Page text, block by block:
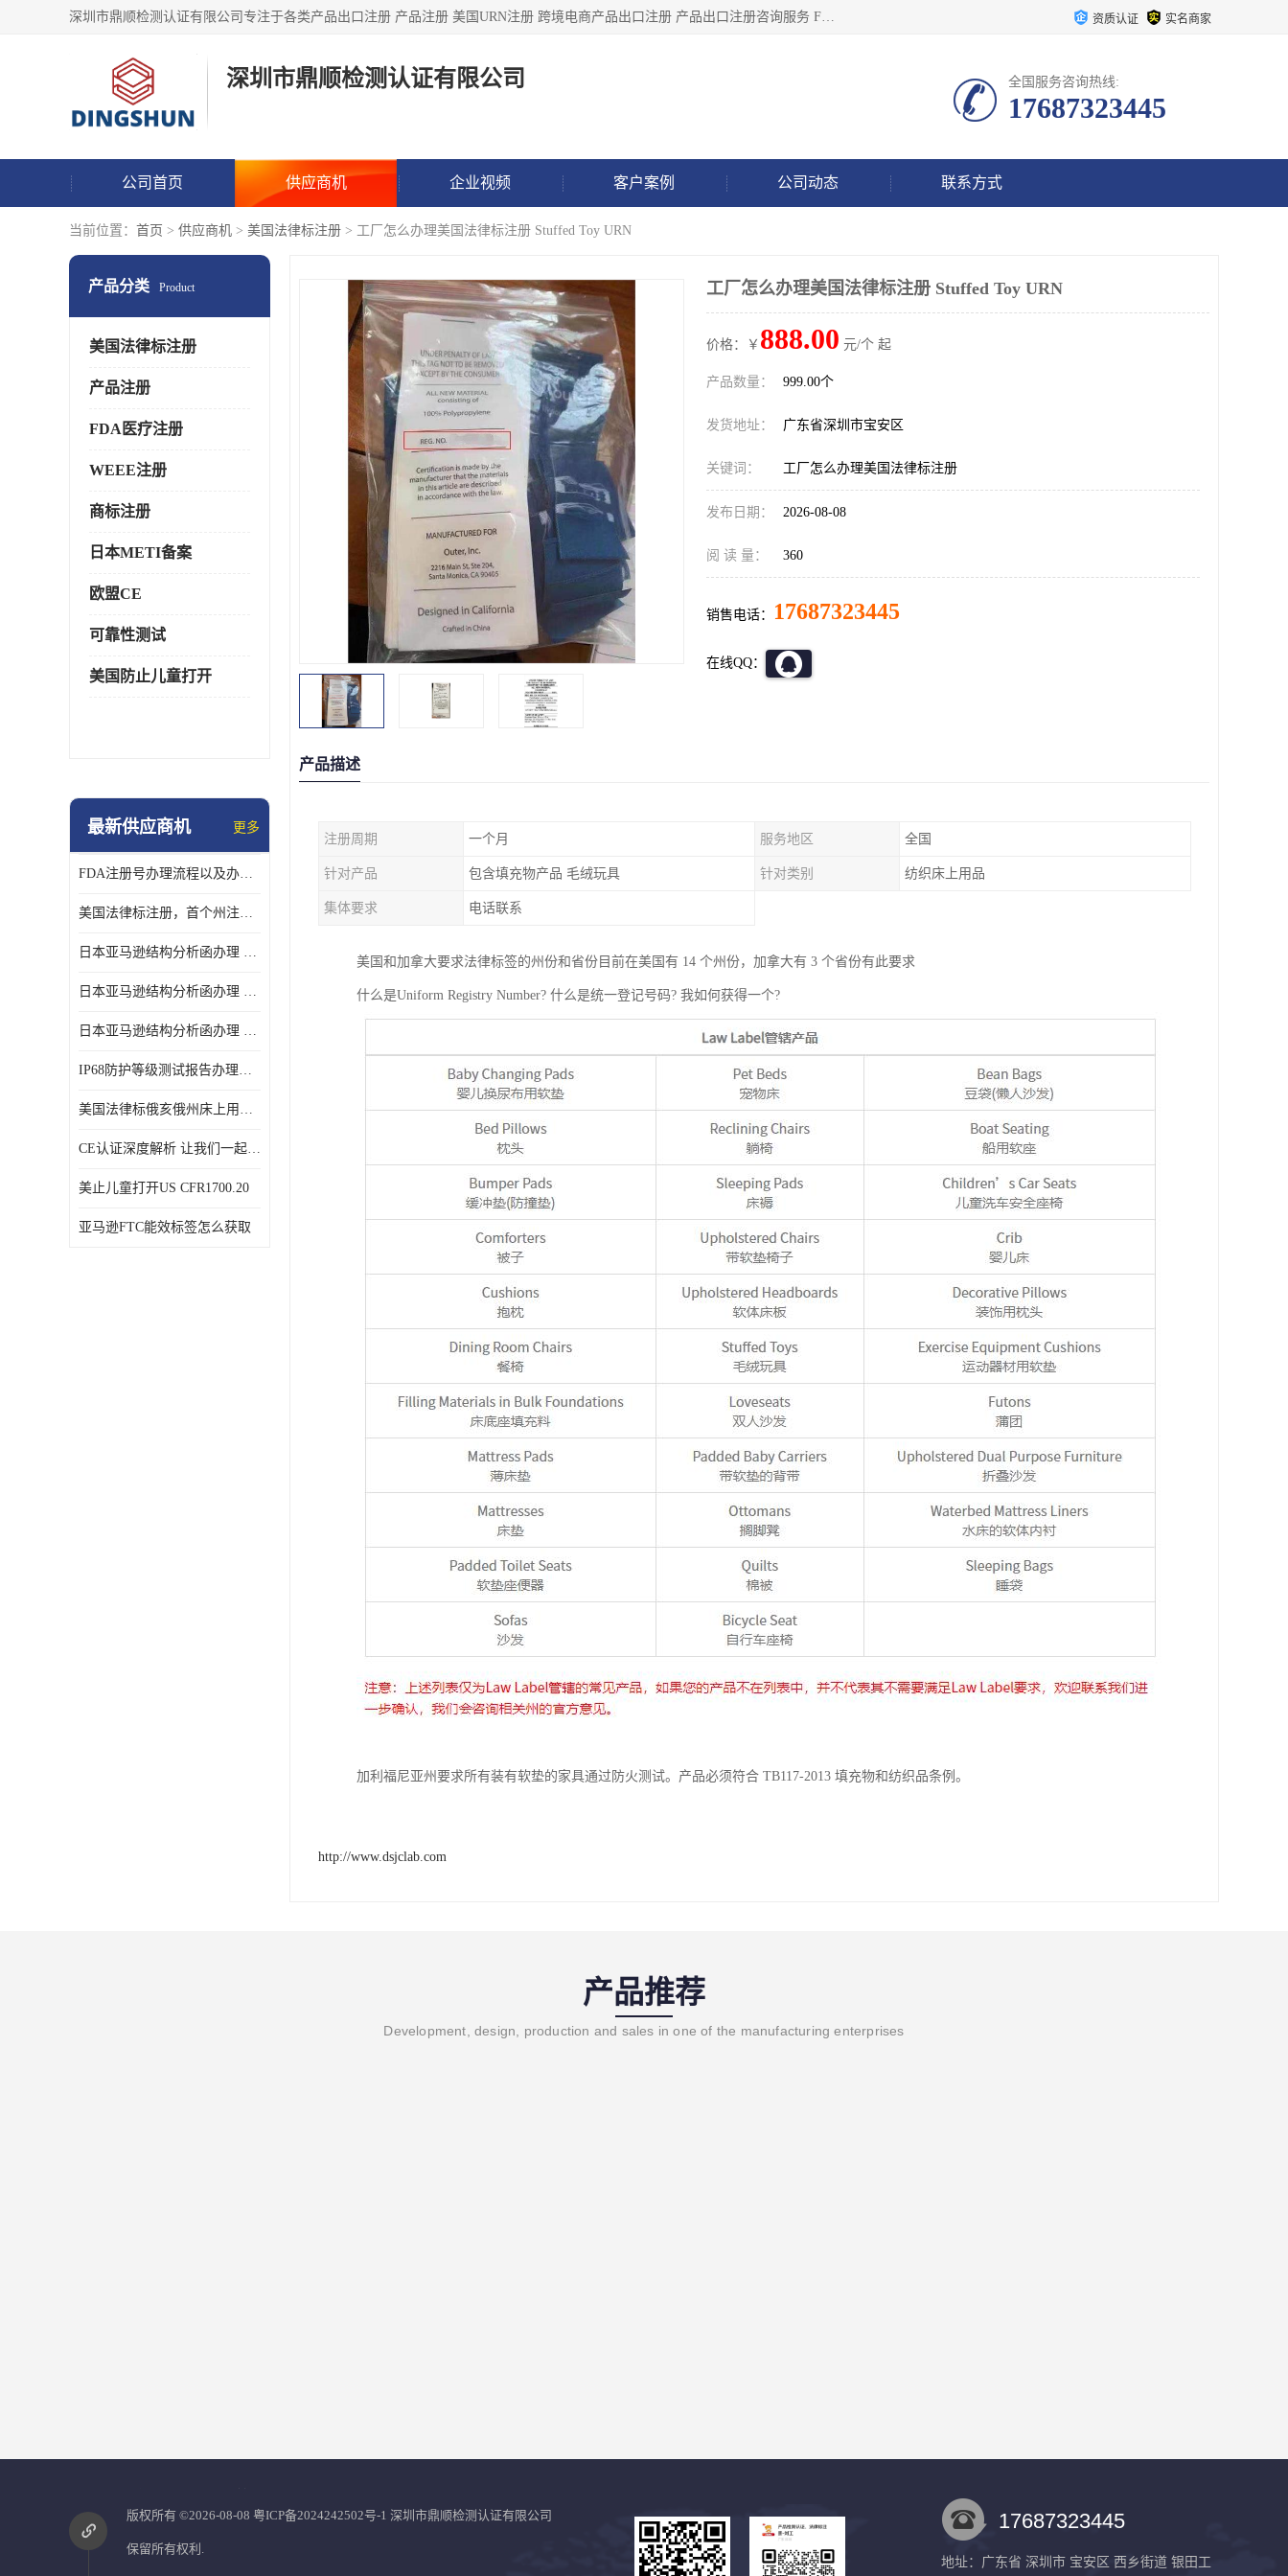
深圳市鼎顺检测认证有限公司专注于各类产品出口注册 产品注册 美国URN注册 跨境电商产品出口注册 产品出口注册咨询服务 FDA食品注册等我们是一家商务服务公司，为客户提供商标注册，本公司实力雄厚，能满足客户多种需求。 资质认证 实名商家
深圳市鼎顺检测认证有限公司 全国服务咨询热线:
17687323445
公司首页 供应商机 企业视频 客户案例 公司动态 联系方式
当前位置： 首页 > 供应商机 > 美国法律标注册 > 工厂怎么办理美国法律标注册 Stuffed Toy URN
产品分类 Product
美国法律标注册
产品注册
FDA医疗注册
WEEE注册
商标注册
日本METI备案
欧盟CE
可靠性测试
美国防止儿童打开
最新供应商机 更多
FDA注册号办理流程以及办理周期是多久
美国法律标注册，首个州注册该如何选择
日本亚马逊结构分析函办理 日本亚马逊 电饭煲
日本亚马逊结构分析函办理 日本亚马逊 热水壶等；
日本亚马逊结构分析函办理 日本亚马逊 果汁搅拌机
IP68防护等级测试报告办理标准要求
美国法律标俄亥俄州床上用品许可证讲解！
CE认证深度解析 让我们一起来认识CE认证
美止儿童打开US CFR1700.20
亚马逊FTC能效标签怎么获取
工厂怎么办理美国法律标注册 Stuffed Toy URN
价格：￥ 888.00 元/个 起
产品数量： 999.00个
发货地址： 广东省深圳市宝安区
关键词： 工厂怎么办理美国法律标注册
发布日期： 2026-08-08
阅 读 量： 360
销售电话： 17687323445
在线QQ：
产品描述
注册周期 一个月 服务地区 全国
针对产品 包含填充物产品 毛绒玩具 针对类别 纺织床上用品
集体要求 电话联系
美国和加拿大要求法律标签的州份和省份目前在美国有 14 个州份，加拿大有 3 个省份有此要求
什么是Uniform Registry Number? 什么是统一登记号码? 我如何获得一个?
加利福尼亚州要求所有装有软垫的家具通过防火测试。产品必须符合 TB117-2013 填充物和纺织品条例。
http://www.dsjclab.com
产品推荐
Development, design, production and sales in one of the manufacturing enterprises
版权所有 ©2026-08-08 粤ICP备2024242502号-1 深圳市鼎顺检测认证有限公司
保留所有权利.
17687323445
地址：广东省 深圳市 宝安区 西乡街道 银田工